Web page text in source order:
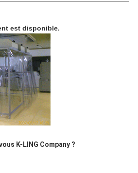
est disponible.
K-LING Company ?